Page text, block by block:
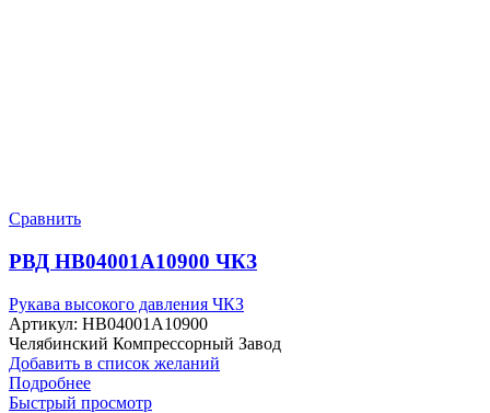
Сравнить
РВД HB04001A10900 ЧКЗ
Рукава высокого давления ЧКЗ
Артикул: HB04001A10900
Челябинский Компрессорный Завод
Добавить в список желаний
Подробнее
Быстрый просмотр